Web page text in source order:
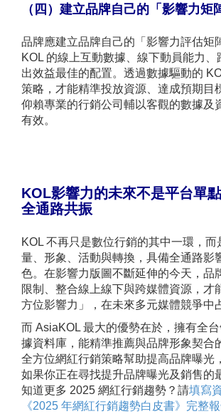
（四）建立品牌自己的「影響力矩
品牌應建立品牌自己的「影響力評估矩
KOL 的線上互動數據、線下動員能力
出效益最佳的配置。透過數據驅動的
策略，才能精準投放資源、達成預期目
仰賴專業的行銷公司輔以客觀的數據及
有效。
KOL影響力的未來不是平台單
全通路共振
KOL 不再只是數位行銷的其中一環，而
量、形象、活動與轉換，具備全通路影
色。在影響力版圖不斷延伸的今天，品
限制、整合線上線下與跨媒體資源，才
方位影響力」，在未來多元媒體競爭中
而 AsiaKOL 最大的優勢在於，擁有全
據資料庫，能精準推薦與品牌形象契合
全方位網紅行銷策略幫助提高品牌曝光
如果你正在尋找提升品牌曝光及銷售的
知道更多 2025 網紅行銷趨勢？請填寫
《2025 年網紅行銷趨勢白皮書》完整